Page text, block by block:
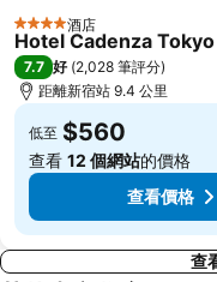
水道橋站
Shinagawa
Ofuna Station
Fujisawa Station
Chiba Station
4 星級 酒店
Hotel Cadenza Tokyo
7.7 好 (2,028 筆評分)
距離新宿站 9.4 公里
低至 $560
查看 12 個網站的價格
查看價格
查